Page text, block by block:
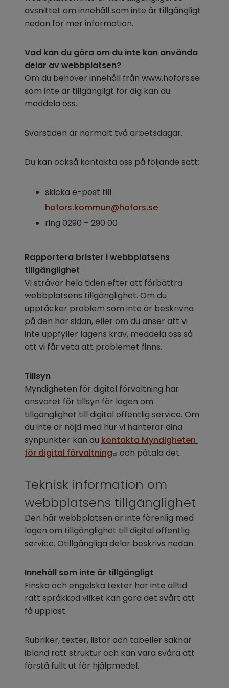
avsnittet om innehåll som inte är tillgängligt
nedan för mer information.
Vad kan du göra om du inte kan använda
delar av webbplatsen?
Om du behöver innehåll från www.hofors.se
som inte är tillgängligt för dig kan du
meddela oss.
Svarstiden är normalt två arbetsdagar.
Du kan också kontakta oss på följande sätt:
hofors.kommun@hofors.se
ring 0290 – 290 00
Rapportera brister i webbplatsens
tillgänglighet
Vi strävar hela tiden efter att förbättra
webbplatsens tillgänglighet. Om du
upptäcker problem som inte är beskrivna
på den här sidan, eller om du anser att vi
inte uppfyller lagens krav, meddela oss så
att vi får veta att problemet finns.
Tillsyn
Myndigheten för digital förvaltning har
ansvaret för tillsyn för lagen om
tillgänglighet till digital offentlig service. Om
du inte är nöjd med hur vi hanterar dina
synpunkter kan du kontakta Myndigheten
för digital förvaltning
Länk till annan webbplats.
och påtala det.
Teknisk information om
webbplatsens tillgänglighet
Den här webbplatsen är inte förenlig med
lagen om tillgänglighet till digital offentlig
service. Otillgängliga delar beskrivs nedan.
Innehåll som inte är tillgängligt
Finska och engelska texter har inte alltid
rätt språkkod vilket kan göra det svårt att
få uppläst.
Rubriker, texter, listor och tabeller saknar
ibland rätt struktur och kan vara svåra att
förstå fullt ut för hjälpmedel.